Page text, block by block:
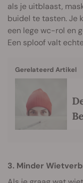
als je uitblaast,
buidel te tasten. Je
een lege wc-rol en
Een sploof valt
Gerelateerd Artikel
3. Minder